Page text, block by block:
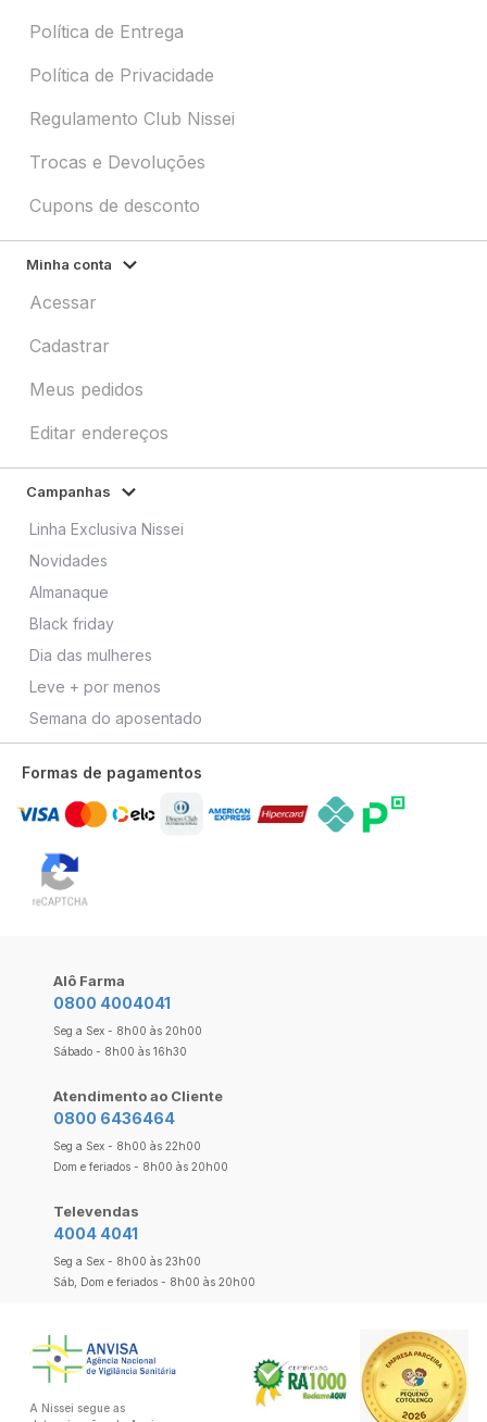
Política de Entrega
Política de Privacidade
Regulamento Club Nissei
Trocas e Devoluções
Cupons de desconto
Minha conta
Acessar
Cadastrar
Meus pedidos
Editar endereços
Campanhas
Linha Exclusiva Nissei
Novidades
Almanaque
Black friday
Dia das mulheres
Leve + por menos
Semana do aposentado
Formas de pagamentos
Alô Farma
0800 4004041
Seg a Sex - 8h00 às 20h00
Sábado - 8h00 às 16h30
Atendimento ao Cliente
0800 6436464
Seg a Sex - 8h00 às 22h00
Dom e feriados - 8h00 às 20h00
Televendas
4004 4041
Seg a Sex - 8h00 às 23h00
Sáb, Dom e feriados - 8h00 às 20h00
A Nissei segue as